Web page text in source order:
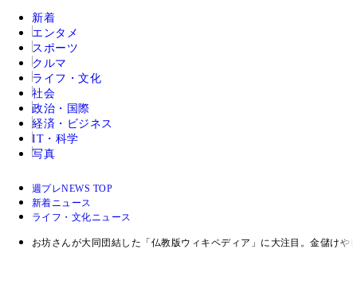
新着
エンタメ
スポーツ
クルマ
ライフ・文化
社会
政治・国際
経済・ビジネス
IT・科学
写真
週プレNEWS TOP
新着ニュース
ライフ・文化ニュース
お坊さんが大同団結した「仏教版ウィキペディア」に大注目。金儲けや